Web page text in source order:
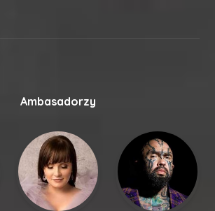
Ambasadorzy